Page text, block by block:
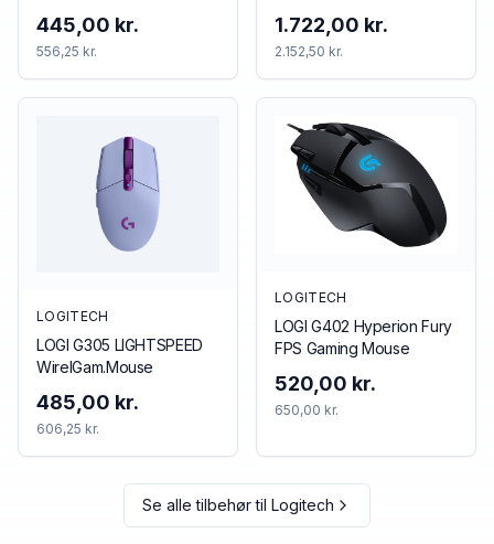
445,00 kr.
556,25 kr.
1.722,00 kr.
2.152,50 kr.
LOGITECH
LOGI G305 LIGHTSPEED
WirelGam.Mouse
485,00 kr.
606,25 kr.
LOGITECH
LOGI G402 Hyperion Fury
FPS Gaming Mouse
520,00 kr.
650,00 kr.
Se alle tilbehør til Logitech